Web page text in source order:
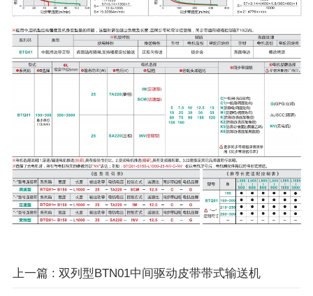
上一篇 : 双列型BTN01中间驱动皮带带式输送机